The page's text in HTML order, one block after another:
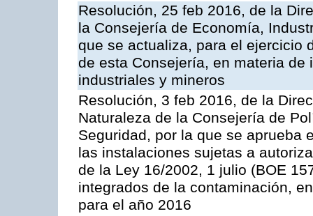
Resolución, 25 feb 2016, de la
la Consejería de Economía,
que se actualiza, para el ejercicio
de esta Consejería, en materia
industriales y mineros
Resolución, 3 feb 2016, de la
Naturaleza de la Consejería de
Seguridad, por la que se aprueba
las instalaciones sujetas a
de la Ley 16/2002, 1 julio (BOE
integrados de la contaminación,
para el año 2016